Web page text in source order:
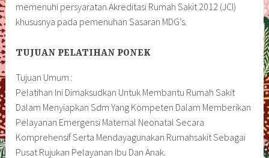
memenuhi persyaratan Akreditasi Rumah Sakit 2012 (JCI)
khususnya pada pemenuhan Sasaran MDG’s.
TUJUAN PELATIHAN PONEK
Tujuan Umum :
Pelatihan Ini Dimaksudkan Untuk Membantu Rumah Sakit
Dalam Menyiapkan Sdm Yang Kompeten Dalam Memberikan
Pelayanan Emergensi Maternal Neonatal Secara
Komprehensif Serta Mendayagunakan Rumahsakit Sebagai
Pusat Rujukan Pelayanan Ibu Dan Anak.